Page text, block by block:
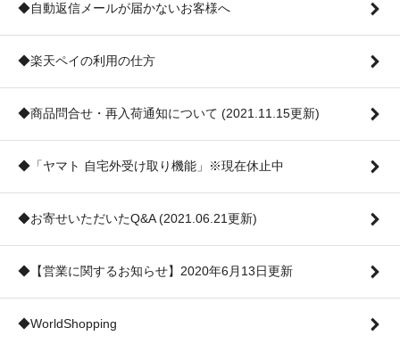
◆自動返信メールが届かないお客様へ
◆楽天ペイの利用の仕方
◆商品問合せ・再入荷通知について (2021.11.15更新)
◆「ヤマト 自宅外受け取り機能」※現在休止中
◆お寄せいただいたQ&A (2021.06.21更新)
◆【営業に関するお知らせ】2020年6月13日更新
◆WorldShopping